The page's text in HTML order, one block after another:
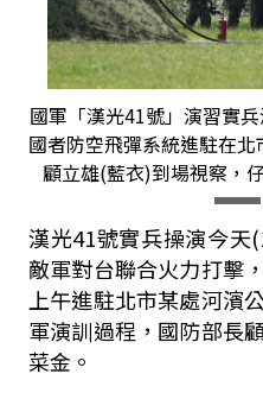
國軍「漢光41號」演習實
國者防空飛彈系統進駐在
顧立雄(藍衣)到場視察，
漢光41號實兵操演今天
敵軍對台聯合火力打擊
上午進駐北市某處河濱
軍演訓過程，國防部長
菜金。